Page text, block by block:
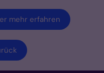
mehr erfahren